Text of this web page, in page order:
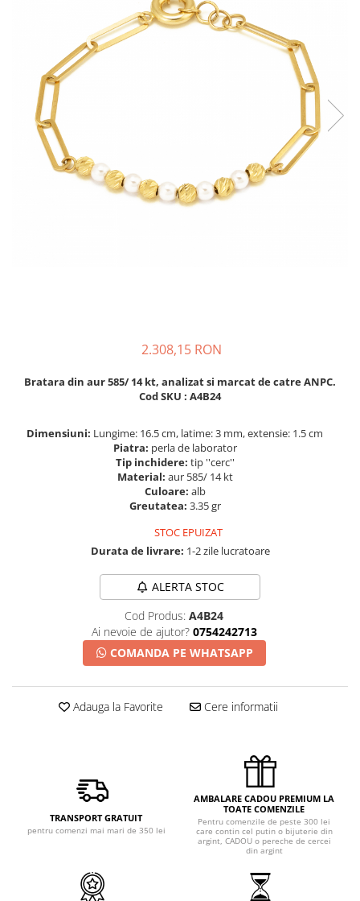
SETURI BIJUTERII
ACE DE CRAVATA
BRATARI PENTRU PICIOR
BUTONI
BRATARA TIP ROZARIU
LANTURI TIP ROZARIU
2.308,15 RON
Bratara din aur 585/ 14 kt, analizat si marcat de catre ANPC.
Cod SKU : A4B24
Dimensiuni: Lungime: 16.5 cm, latime: 3 mm, extensie: 1.5 cm
Piatra: perla de laborator
Tip inchidere: tip ''cerc''
Material: aur 585/ 14 kt
Culoare: alb
Greutatea: 3.35 gr
STOC EPUIZAT
Durata de livrare: 1-2 zile lucratoare
ALERTA STOC
Cod Produs: A4B24
Ai nevoie de ajutor? 0754242713
COMANDA PE WHATSAPP
Adauga la Favorite Cere informatii
TRANSPORT GRATUIT
pentru comenzi mai mari de 350 lei
AMBALARE CADOU PREMIUM LA
TOATE COMENZILE
Pentru comenzile de peste 300 lei
care contin cel putin o bijuterie din
argint, CADOU o pereche de cercei
din argint